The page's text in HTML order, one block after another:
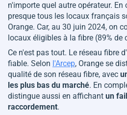
n'importe quel autre opérateur. En
presque tous les locaux français
Orange. Car, au 30 juin 2024, on
locaux éligibles à la fibre (89% de
Ce n'est pas tout. Le réseau fibre
fiable. Selon l'Arcep, Orange se
qualité de son réseau fibre, avec
les plus bas du marché. En
distingue aussi en affichant un
raccordement.